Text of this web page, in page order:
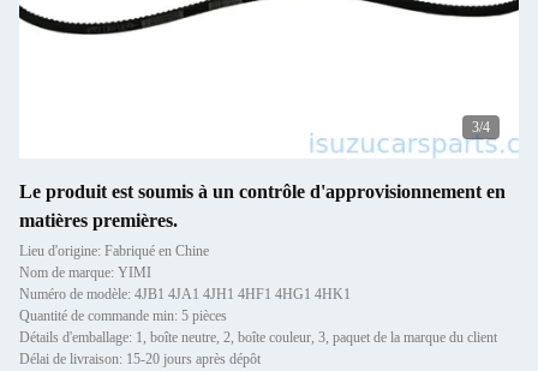
3/4
Le produit est soumis à un contrôle d'approvisionnement en
matières premières.
Lieu d'origine: Fabriqué en Chine
Nom de marque: YIMI
Numéro de modèle: 4JB1 4JA1 4JH1 4HF1 4HG1 4HK1
Quantité de commande min: 5 pièces
Détails d'emballage: 1, boîte neutre, 2, boîte couleur, 3, paquet de la marque du client
Délai de livraison: 15-20 jours après dépôt